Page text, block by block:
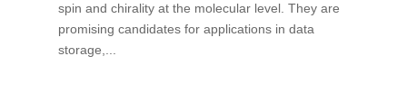
spin and chirality at the molecular level. They are
promising candidates for applications in data
storage,...